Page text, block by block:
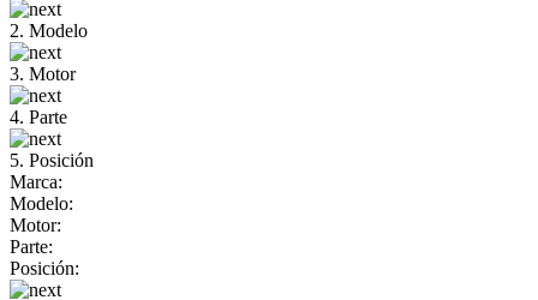
2. Modelo
3. Motor
4. Parte
5. Posición
Marca:
Modelo:
Motor:
Parte:
Posición: